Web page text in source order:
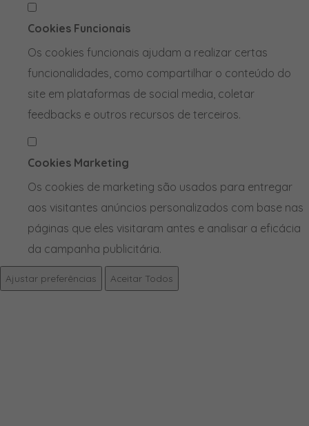
Cookies Funcionais
Os cookies funcionais ajudam a realizar certas
funcionalidades, como compartilhar o conteúdo do
site em plataformas de social media, coletar
feedbacks e outros recursos de terceiros.
Cookies Marketing
Os cookies de marketing são usados para entregar
aos visitantes anúncios personalizados com base nas
páginas que eles visitaram antes e analisar a eficácia
da campanha publicitária.
Ajustar preferências Aceitar Todos